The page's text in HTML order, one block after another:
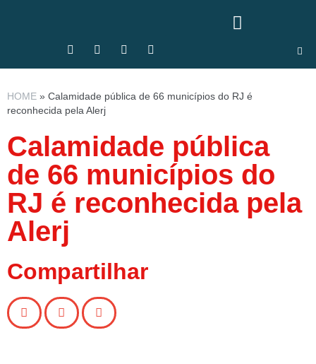
HOME » Calamidade pública de 66 municípios do RJ é
reconhecida pela Alerj
Calamidade pública
de 66 municípios do
RJ é reconhecida pela
Alerj
Compartilhar